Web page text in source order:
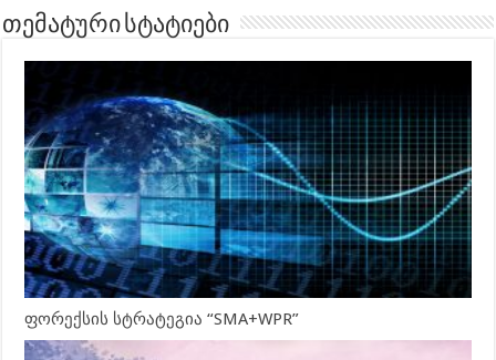
თემატური სტატიები
ფორექსის სტრატეგია “SMA+WPR”